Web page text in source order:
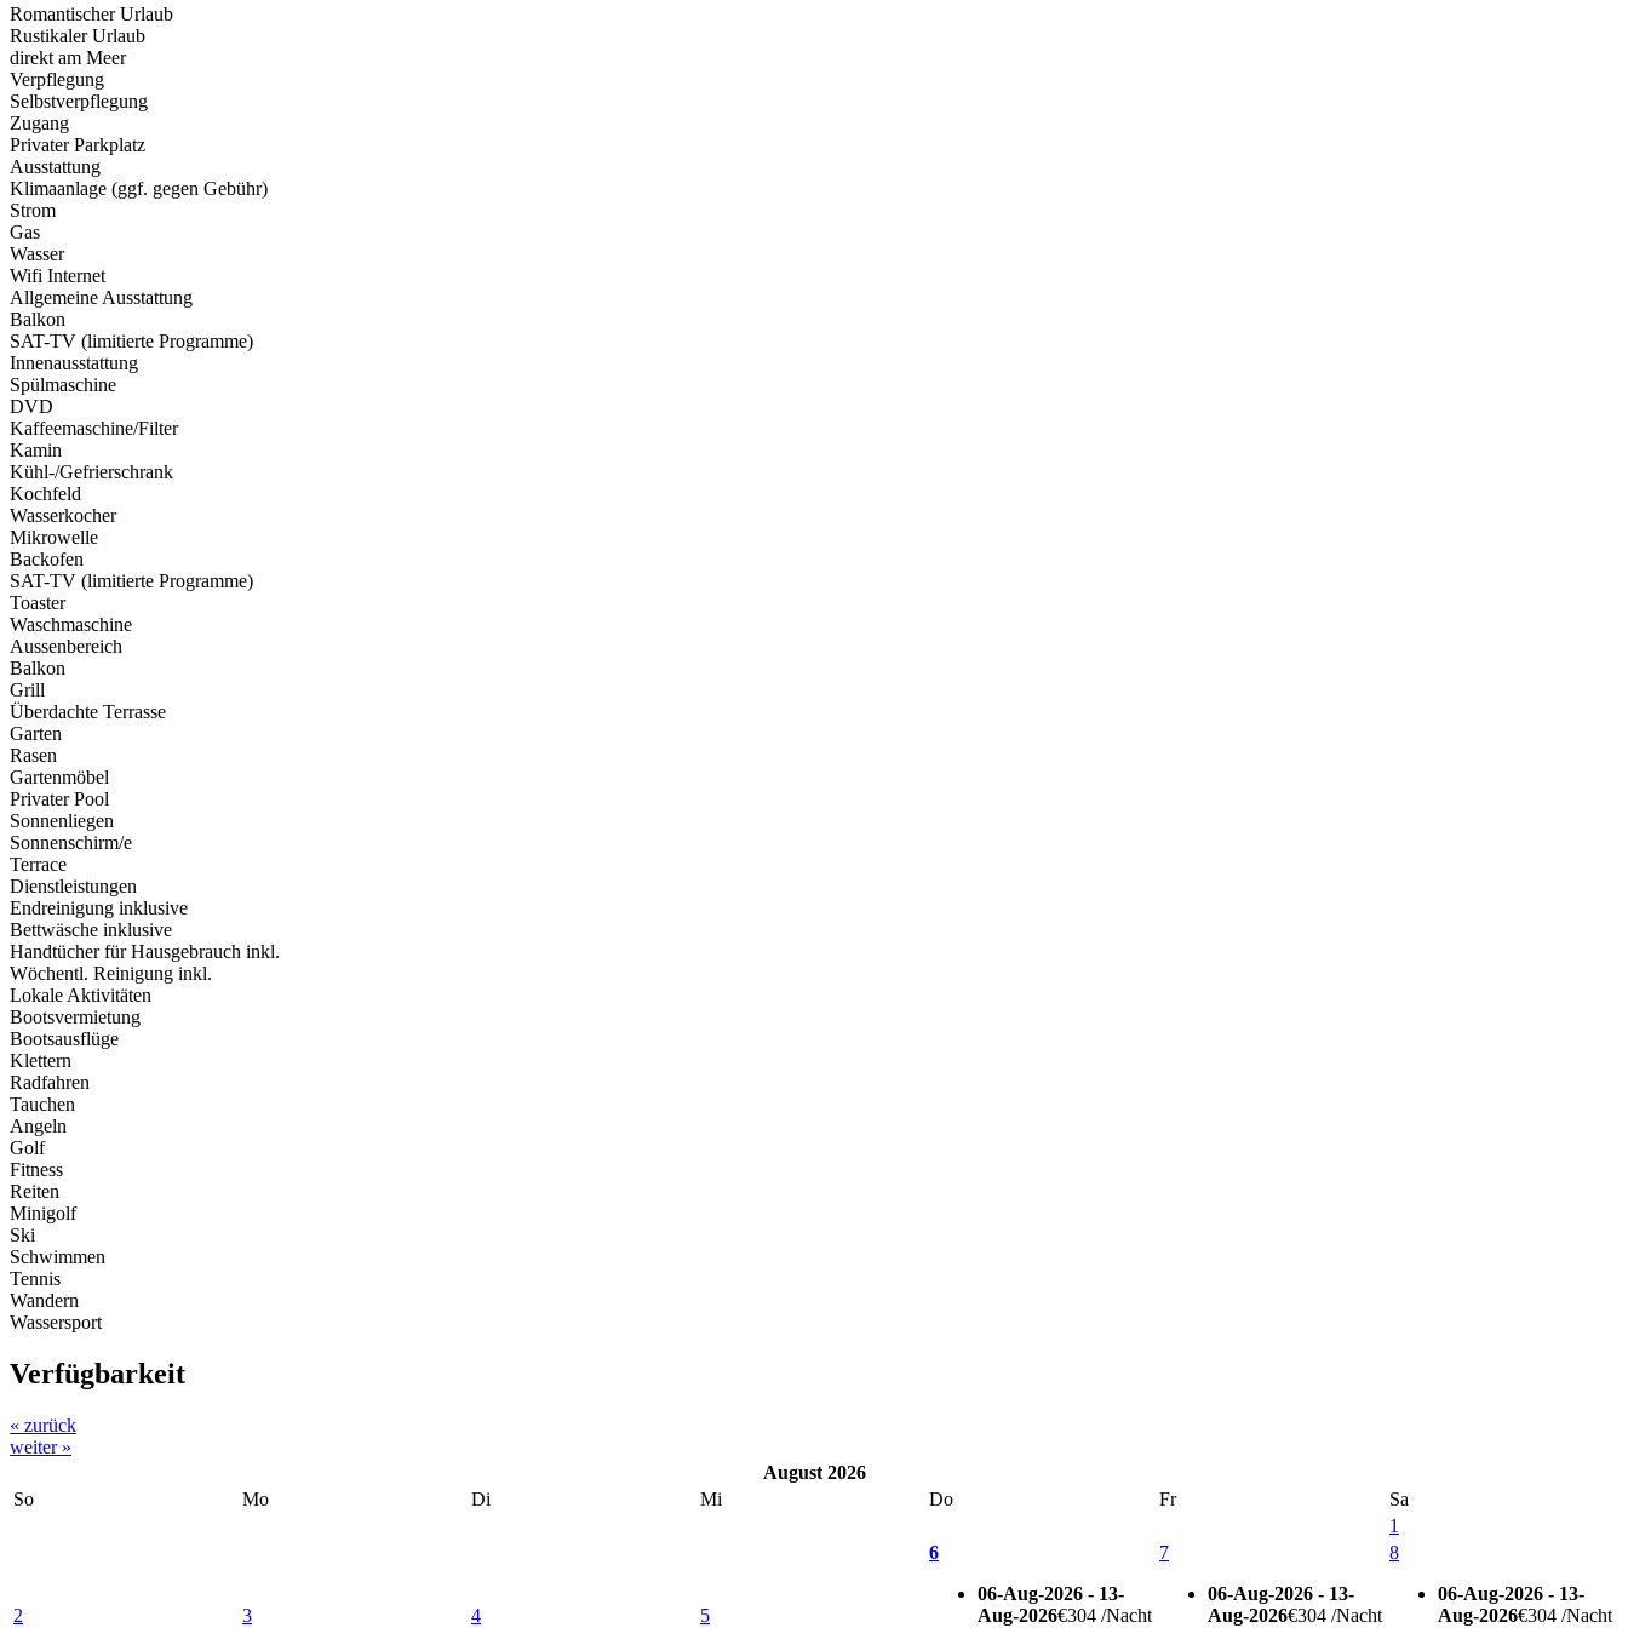
Romantischer Urlaub
Rustikaler Urlaub
direkt am Meer
Verpflegung
Selbstverpflegung
Zugang
Privater Parkplatz
Ausstattung
Klimaanlage (ggf. gegen Gebühr)
Strom
Gas
Wasser
Wifi Internet
Allgemeine Ausstattung
Balkon
SAT-TV (limitierte Programme)
Innenausstattung
Spülmaschine
DVD
Kaffeemaschine/Filter
Kamin
Kühl-/Gefrierschrank
Kochfeld
Wasserkocher
Mikrowelle
Backofen
SAT-TV (limitierte Programme)
Toaster
Waschmaschine
Aussenbereich
Balkon
Grill
Überdachte Terrasse
Garten
Rasen
Gartenmöbel
Privater Pool
Sonnenliegen
Sonnenschirm/e
Terrace
Dienstleistungen
Endreinigung inklusive
Bettwäsche inklusive
Handtücher für Hausgebrauch inkl.
Wöchentl. Reinigung inkl.
Lokale Aktivitäten
Bootsvermietung
Bootsausflüge
Klettern
Radfahren
Tauchen
Angeln
Golf
Fitness
Reiten
Minigolf
Ski
Schwimmen
Tennis
Wandern
Wassersport
Verfügbarkeit
« zurück
weiter »
August 2026
So
Mo Di Mi Do Fr
Sa
1
2 3 4 5
6
06-Aug-2026 - 13-
Aug-2026€304 /Nacht
7
06-Aug-2026 - 13-
Aug-2026€304 /Nacht
8
06-Aug-2026 - 13-
Aug-2026€304 /Nacht